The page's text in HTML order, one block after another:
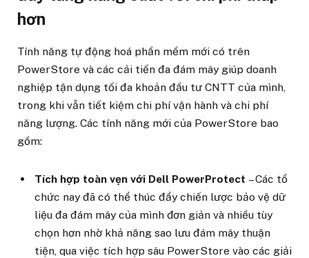
hơn
Tính năng tự động hoá phần mềm mới có trên
PowerStore và các cải tiến đa đám mây giúp doanh
nghiệp tận dụng tối đa khoản đầu tư CNTT của mình,
trong khi vẫn tiết kiệm chi phí vận hành và chi phí
năng lượng. Các tính năng mới của PowerStore bao
gồm:
Tích hợp toàn vẹn với Dell PowerProtect – Các tổ
chức nay đã có thể thúc đẩy chiến lược bảo vệ dữ
liệu đa đám mây của mình đơn giản và nhiều tùy
chọn hơn nhờ khả năng sao lưu đám mây thuận
tiện, qua việc tích hợp sâu PowerStore vào các giải